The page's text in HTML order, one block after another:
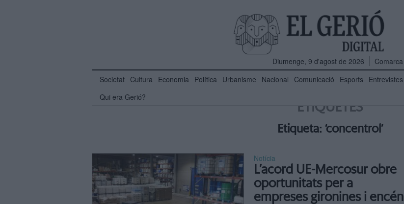
Diumenge, 9 d'agost de 2026
Comarca
Societat Cultura Economia Política Urbanisme Nacional Comunicació Esports Entrevistes
Qui era Gerió?
ETIQUETES
Etiqueta: ‘concentrol’
Notícia
L’acord UE-Mercosur obre
oportunitats per a
empreses gironines i encén